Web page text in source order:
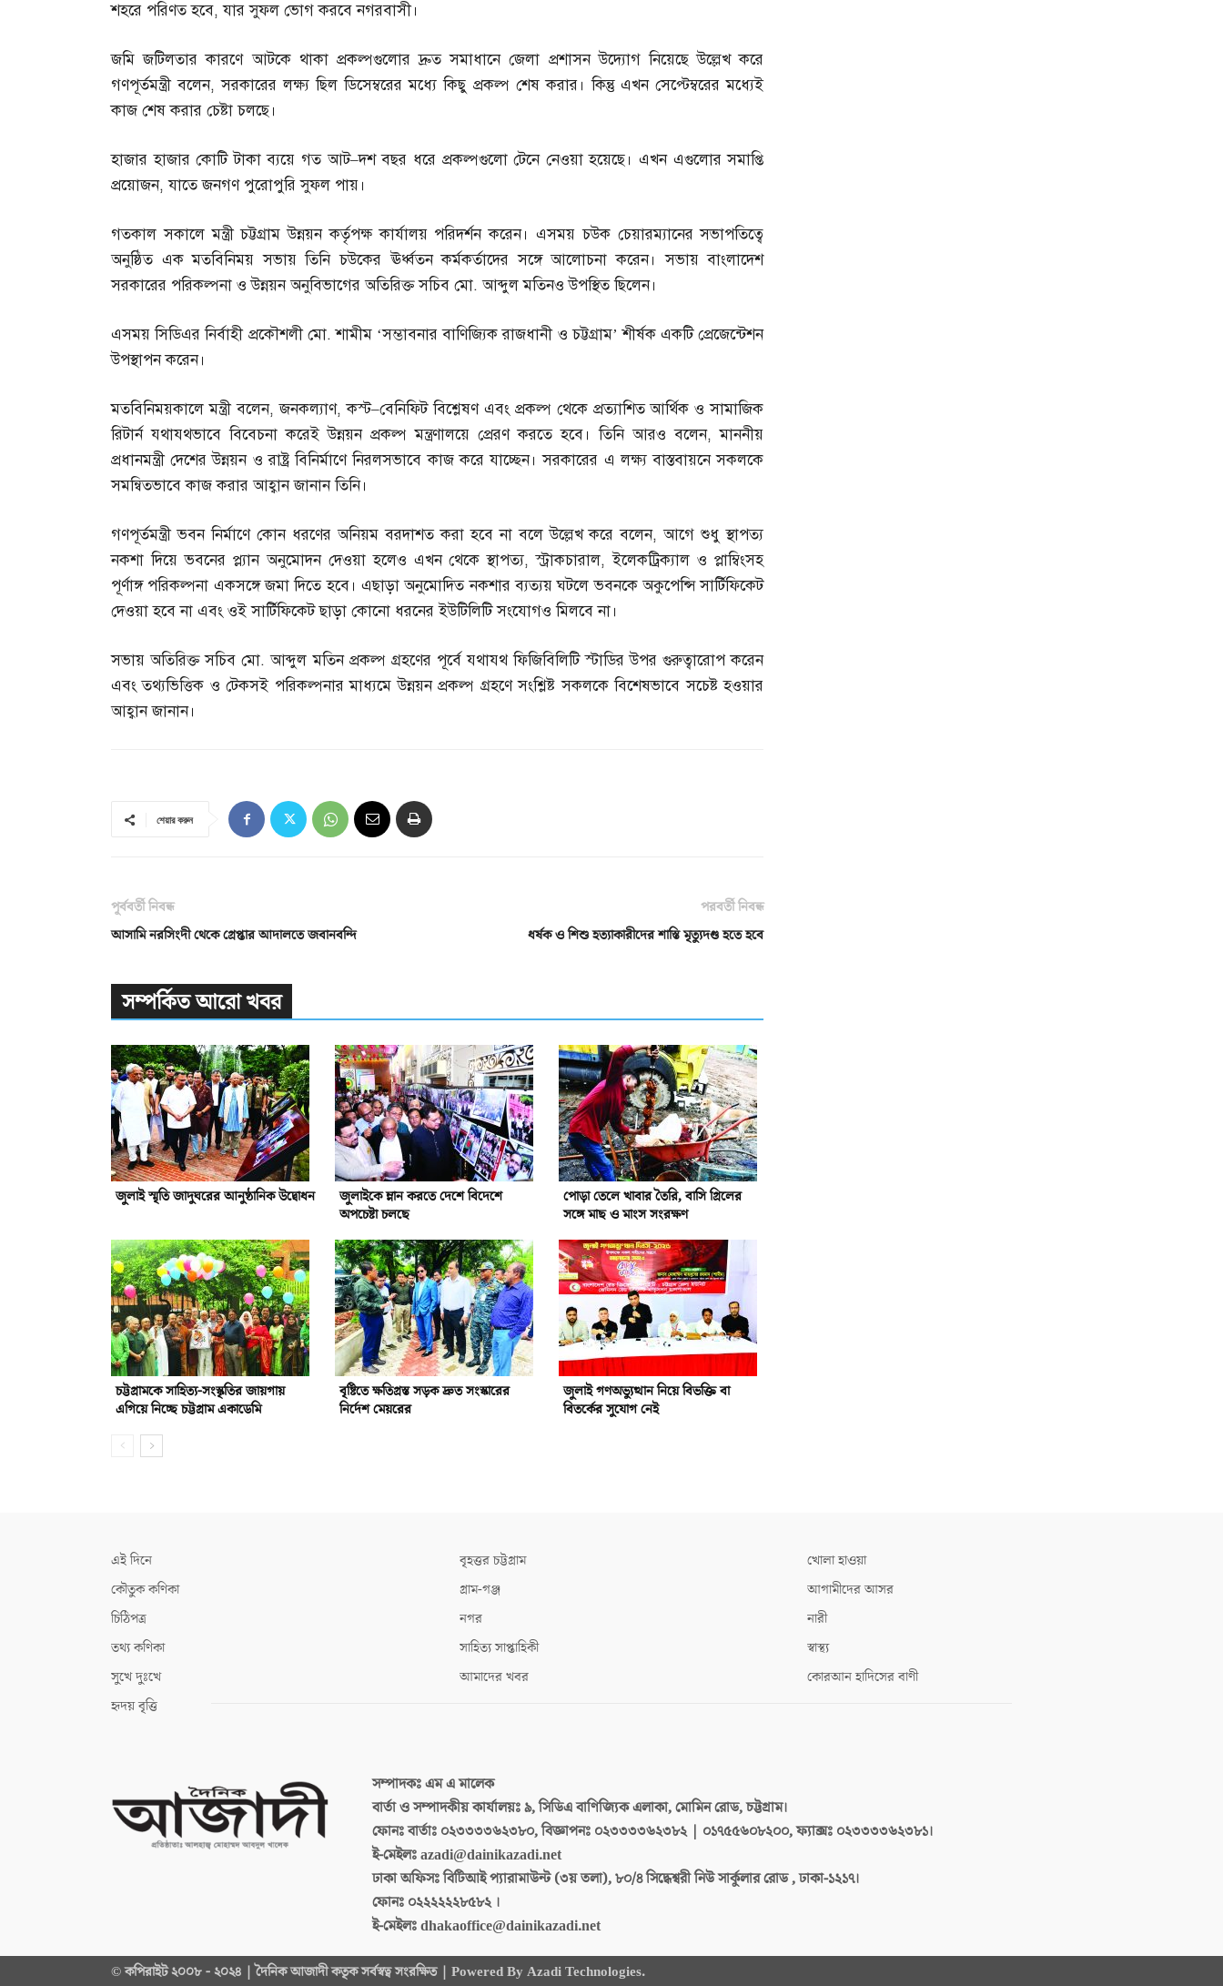
শহরে পরিণত হবে,যার সুফল ভোগ করবে নগরবাসী।
জমি জটিলতার কারণে আটকে থাকা প্রকল্পগুলোর দ্রুত সমাধানে জেলা প্রশাসন উদ্যোগ নিয়েছে উল্লেখ করে
গণপূর্তমন্ত্রী বলেন,সরকারের লক্ষ্য ছিল ডিসেম্বরের মধ্যে কিছু প্রকল্প শেষ করার। কিন্তু এখন সেপ্টেম্বরের মধ্যেই
কাজ শেষ করার চেষ্টা চলছে।
হাজার হাজার কোটি টাকা ব্যয়ে গত আট–দশ বছর ধরে প্রকল্পগুলো টেনে নেওয়া হয়েছে। এখন এগুলোর সমাপ্তি
প্রয়োজন,যাতে জনগণ পুরোপুরি সুফল পায়।
গতকাল সকালে মন্ত্রী চট্টগ্রাম উন্নয়ন কর্তৃপক্ষ কার্যালয় পরিদর্শন করেন। এসময় চউক চেয়ারম্যানের সভাপতিত্বে
অনুষ্ঠিত এক মতবিনিময় সভায় তিনি চউকের ঊর্ধ্বতন কর্মকর্তাদের সঙ্গে আলোচনা করেন। সভায় বাংলাদেশ
সরকারের পরিকল্পনা ও উন্নয়ন অনুবিভাগের অতিরিক্ত সচিব মো.আব্দুল মতিনও উপস্থিত ছিলেন।
এসময় সিডিএর নির্বাহী প্রকৌশলী মো.শামীম ‘সম্ভাবনার বাণিজ্যিক রাজধানী ও চট্টগ্রাম’ শীর্ষক একটি প্রেজেন্টেশন
উপস্থাপন করেন।
মতবিনিময়কালে মন্ত্রী বলেন,জনকল্যাণ,কস্ট–বেনিফিট বিশ্লেষণ এবং প্রকল্প থেকে প্রত্যাশিত আর্থিক ও সামাজিক
রিটার্ন যথাযথভাবে বিবেচনা করেই উন্নয়ন প্রকল্প মন্ত্রণালয়ে প্রেরণ করতে হবে। তিনি আরও বলেন,মাননীয়
প্রধানমন্ত্রী দেশের উন্নয়ন ও রাষ্ট্র বিনির্মাণে নিরলসভাবে কাজ করে যাচ্ছেন। সরকারের এ লক্ষ্য বাস্তবায়নে সকলকে
সমন্বিতভাবে কাজ করার আহ্বান জানান তিনি।
গণপূর্তমন্ত্রী ভবন নির্মাণে কোন ধরণের অনিয়ম বরদাশত করা হবে না বলে উল্লেখ করে বলেন,আগে শুধু স্থাপত্য
নকশা দিয়ে ভবনের প্ল্যান অনুমোদন দেওয়া হলেও এখন থেকে স্থাপত্য,স্ট্রাকচারাল,ইলেকট্রিক্যাল ও প্লাম্বিংসহ
পূর্ণাঙ্গ পরিকল্পনা একসঙ্গে জমা দিতে হবে। এছাড়া অনুমোদিত নকশার ব্যত্যয় ঘটলে ভবনকে অকুপেন্সি সার্টিফিকেট
দেওয়া হবে না এবং ওই সার্টিফিকেট ছাড়া কোনো ধরনের ইউটিলিটি সংযোগও মিলবে না।
সভায় অতিরিক্ত সচিব মো.আব্দুল মতিন প্রকল্প গ্রহণের পূর্বে যথাযথ ফিজিবিলিটি স্টাডির উপর গুরুত্বারোপ করেন
এবং তথ্যভিত্তিক ও টেকসই পরিকল্পনার মাধ্যমে উন্নয়ন প্রকল্প গ্রহণে সংশ্লিষ্ট সকলকে বিশেষভাবে সচেষ্ট হওয়ার
আহ্বান জানান।
শেয়ার করুন
পূর্ববর্তী নিবন্ধ
আসামি নরসিংদী থেকে গ্রেপ্তার আদালতে জবানবন্দি
পরবর্তী নিবন্ধ
ধর্ষক ও শিশু হত্যাকারীদের শাস্তি মৃত্যুদণ্ড হতে হবে
সম্পর্কিত আরো খবর
জুলাই স্মৃতি জাদুঘরের আনুষ্ঠানিক উদ্বোধন
জুলাইকে ম্লান করতে দেশে বিদেশে
অপচেষ্টা চলছে
পোড়া তেলে খাবার তৈরি, বাসি গ্রিলের
সঙ্গে মাছ ও মাংস সংরক্ষণ
চট্টগ্রামকে সাহিত্য-সংস্কৃতির জায়গায়
এগিয়ে নিচ্ছে চট্টগ্রাম একাডেমি
বৃষ্টিতে ক্ষতিগ্রস্ত সড়ক দ্রুত সংস্কারের
নির্দেশ মেয়রের
জুলাই গণঅভ্যুত্থান নিয়ে বিভক্তি বা
বিতর্কের সুযোগ নেই
এই দিনে
কৌতুক কণিকা
চিঠিপত্র
তথ্য কণিকা
সুখে দুঃখে
হৃদয় বৃত্তি
বৃহত্তর চট্টগ্রাম
গ্রাম-গঞ্জ
নগর
সাহিত্য সাপ্তাহিকী
আমাদের খবর
খোলা হাওয়া
আগামীদের আসর
নারী
স্বাস্থ্য
কোরআন হাদিসের বাণী
সম্পাদকঃএম এ মালেক
বার্তা ও সম্পাদকীয় কার্যালয়ঃ৯, সিডিএ বাণিজ্যিক এলাকা, মোমিন রোড, চট্টগ্রাম।
ফোনঃ বার্তাঃ ০২৩৩৩৩৬২৩৮০, বিজ্ঞাপনঃ ০২৩৩৩৩৬২৩৮২ | ০১৭৫৫৬০৮২০০, ফ্যাক্সঃ ০২৩৩৩৩৬২৩৮১।
ই-মেইলঃazadi@dainikazadi.net
ঢাকা অফিসঃবিটিআই প্যারামাউন্ট (৩য় তলা), ৮০/৪ সিদ্ধেশ্বরী নিউ সার্কুলার রোড , ঢাকা-১২১৭।
ফোনঃ ০২২২২২২৮৫৮২ ।
ই-মেইলঃdhakaoffice@dainikazadi.net
© কপিরাইট ২০০৮ - ২০২৪ | দৈনিক আজাদী কতৃক সর্বস্বত্ব সংরক্ষিত | Powered By Azadi Technologies.